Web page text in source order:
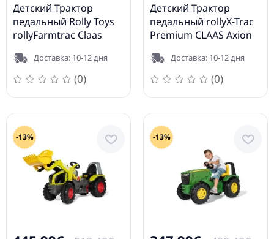
Детский Трактор
педальный Rolly Toys
rollyFarmtrac Claas
700233Доставка: 10-12 дня
(0)
Детский Трактор
педальный rollyX-Trac
Premium CLAAS Axion
-10 лет) Германия
Доставка: 10-12 дня
(0)
-13% -13%